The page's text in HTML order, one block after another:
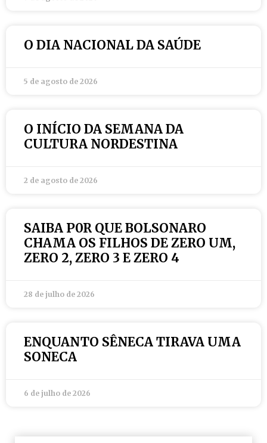
O DIA NACIONAL DA SAÚDE
5 de agosto de 2026
O INÍCIO DA SEMANA DA
CULTURA NORDESTINA
2 de agosto de 2026
SAIBA P0R QUE BOLSONARO
CHAMA OS FILHOS DE ZERO UM,
ZERO 2, ZERO 3 E ZERO 4
28 de julho de 2026
ENQUANTO SÊNECA TIRAVA UMA
SONECA
6 de julho de 2026